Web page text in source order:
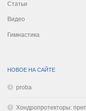
Статьи
Видео
Гимнастика
НОВОЕ НА САЙТЕ
proba
Хондропротекторы: